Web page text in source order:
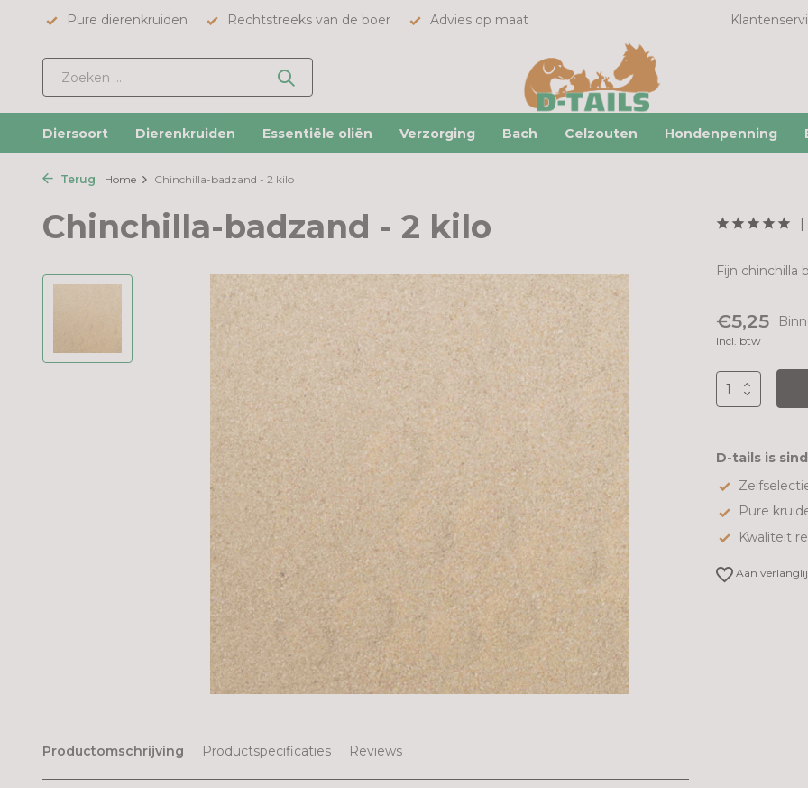
Pure dierenkruiden Rechtstreeks van de boer Advies op maat
Diersoort Dierenkruiden Essentiële oliën Verzorging Bach Celzouten Hondenpenning
Terug Home Chinchilla-badzand - 2 kilo
Chinchilla-badzand - 2 kilo
Productomschrijving Productspecificaties Reviews
Fijn chinchilla
€5,25
Incl. btw
D-tails is
Pure
Kwaliteit
Aan